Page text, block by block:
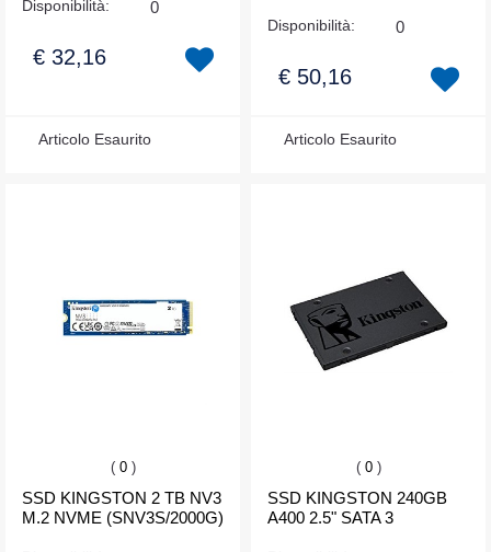
Disponibilità: 0
€ 32,16
Articolo Esaurito
Disponibilità: 0
€ 50,16
Articolo Esaurito
( 0 )
SSD KINGSTON 2 TB NV3
M.2 NVME (SNV3S/2000G)
( 0 )
SSD KINGSTON 240GB
A400 2.5" SATA 3